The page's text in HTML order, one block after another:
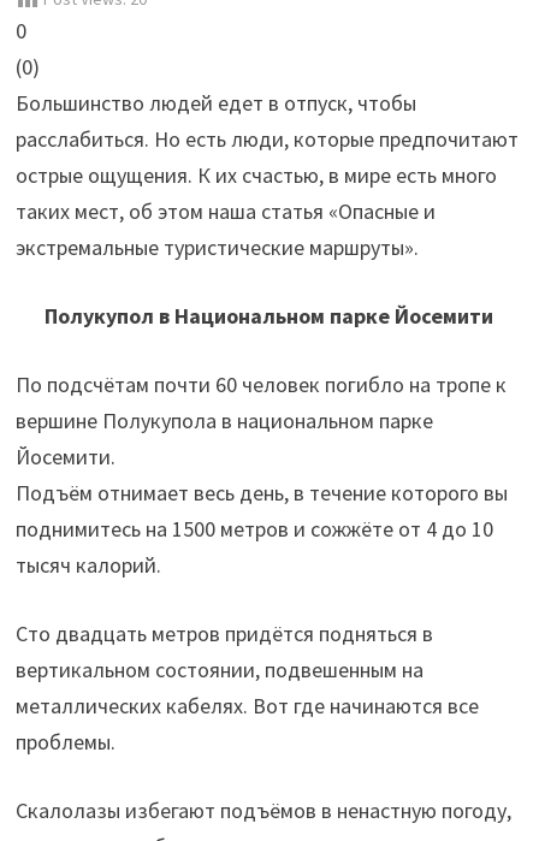
0
(0)
Большинство людей едет в отпуск, чтобы
расслабиться. Но есть люди, которые предпочитают
острые ощущения. К их счастью, в мире есть много
таких мест, об этом наша статья «Опасные и
экстремальные туристические маршруты».
Полукупол в Национальном парке Йосемити
По подсчётам почти 60 человек погибло на тропе к
вершине Полукупола в национальном парке
Йосемити.
Подъём отнимает весь день, в течение которого вы
поднимитесь на 1500 метров и сожжёте от 4 до 10
тысяч калорий.
Сто двадцать метров придётся подняться в
вертикальном состоянии, подвешенным на
металлических кабелях. Вот где начинаются все
проблемы.
Скалолазы избегают подъёмов в ненастную погоду,